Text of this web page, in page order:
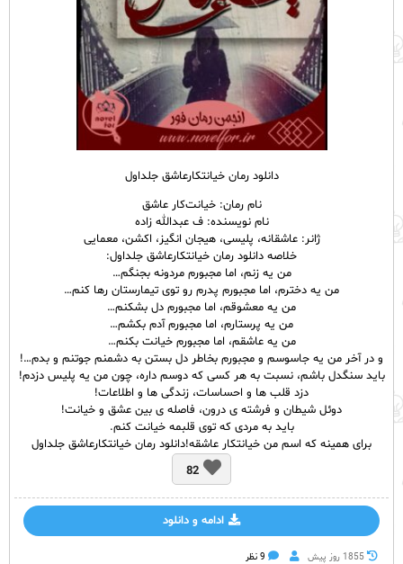
دانلود رمان خیانتکارعاشق جلداول
نام رمان: خیانت‌کار عاشق
نام نویسنده: ف عبدالله زاده
ژانر: عاشقانه، پلیسی، هیجان انگیز، اکشن، معمایی
خلاصه دانلود رمان خیانتکارعاشق جلداول:
من یه زنم، اما مجبورم مردونه بجنگم…
من یه دخترم، اما مجبورم پدرم رو توی تیمارستان رها کنم…
من یه معشوقم، اما مجبورم دل بشکنم…
من یه پرستارم، اما مجبورم آدم بکشم…
من یه عاشقم، اما مجبورم خیانت بکنم…
و در آخر من یه جاسوسم و مجبورم بخاطر دل بستن به دشمنم جوتنم و بدم…!
باید سنگدل باشم، نسبت به هر کسی که دوسم داره، چون من یه پلیس دزدم!
دزد قلب ها و احساسات، زندگی ها و اطلاعات!
دوئل شیطان و فرشته ی درون، فاصله ی بین عشق و خیانت!
باید به مردی که توی قلبمه خیانت کنم.
برای همینه که اسم من خیانتکار عاشقه!دانلود رمان خیانتکارعاشق جلداول
82
ادامه و دانلود
1855 روز پيش 9 نظر